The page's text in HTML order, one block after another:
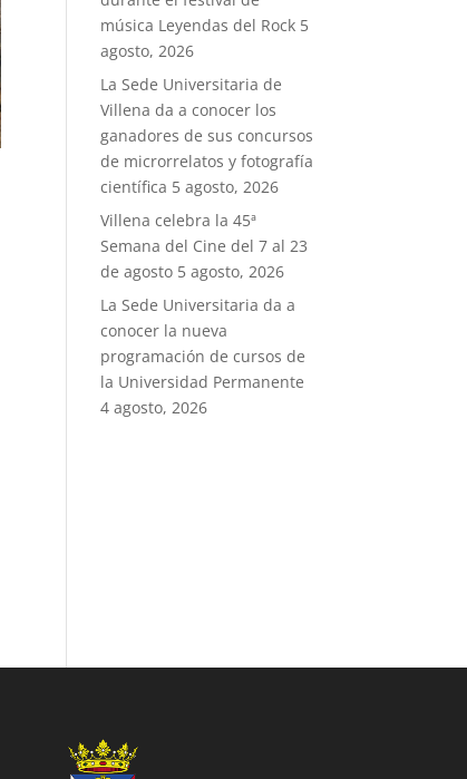
música Leyendas del Rock 5
agosto, 2026
La Sede Universitaria de
Villena da a conocer los
ganadores de sus concursos
de microrrelatos y fotografía
científica 5 agosto, 2026
Villena celebra la 45ª
Semana del Cine del 7 al 23
de agosto 5 agosto, 2026
La Sede Universitaria da a
conocer la nueva
programación de cursos de
la Universidad Permanente
4 agosto, 2026